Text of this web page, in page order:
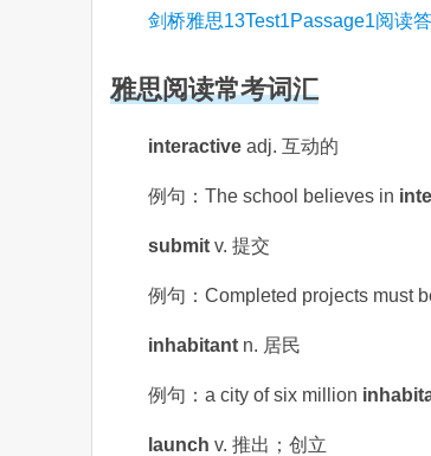
剑桥雅思13Test1Passage1阅读
雅思阅读常考词汇
interactive adj. 互动的
例句：The school believes in
submit v. 提交
例句：Completed projects must
inhabitant n. 居民
例句：a city of six million
launch v. 推出；创立